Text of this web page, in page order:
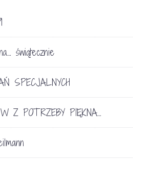
świątecznie
SPECJALNYCH
Z POTRZEBY PIĘKNA…